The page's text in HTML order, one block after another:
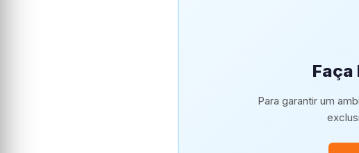
Faça
Para garantir um